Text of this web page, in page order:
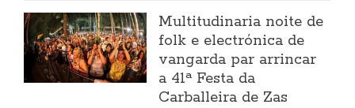
Multitudinaria noite de
folk e electrónica de
vangarda par arrincar
a 41ª Festa da
Carballeira de Zas